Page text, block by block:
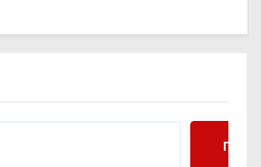
Поиск